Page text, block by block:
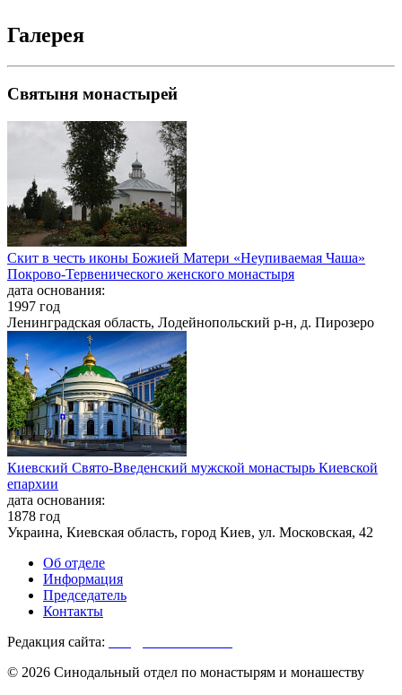
Галерея
Святыня монастырей
Скит в честь иконы Божией Матери «Неупиваемая Чаша»
Покрово-Тервенического женского монастыря
дата основания:
1997 год
Ленинградская область, Лодейнопольский р-н, д. Пирозеро
Киевский Свято-Введенский мужской монастырь Киевской
епархии
дата основания:
1878 год
Украина, Киевская область, город Киев, ул. Московская, 42
Об отделе
Информация
Председатель
Контакты
Редакция сайта:
© 2026 Синодальный отдел по монастырям и монашеству